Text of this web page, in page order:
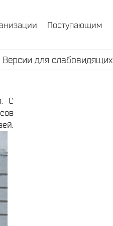
Поступающим
Версии для слабовидящих
С